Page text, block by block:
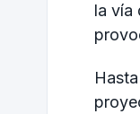
la vía